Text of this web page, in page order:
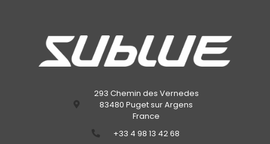
293 Chemin des Vernedes
83480 Puget sur Argens
France
‭+33 4 98 13 42 68‬